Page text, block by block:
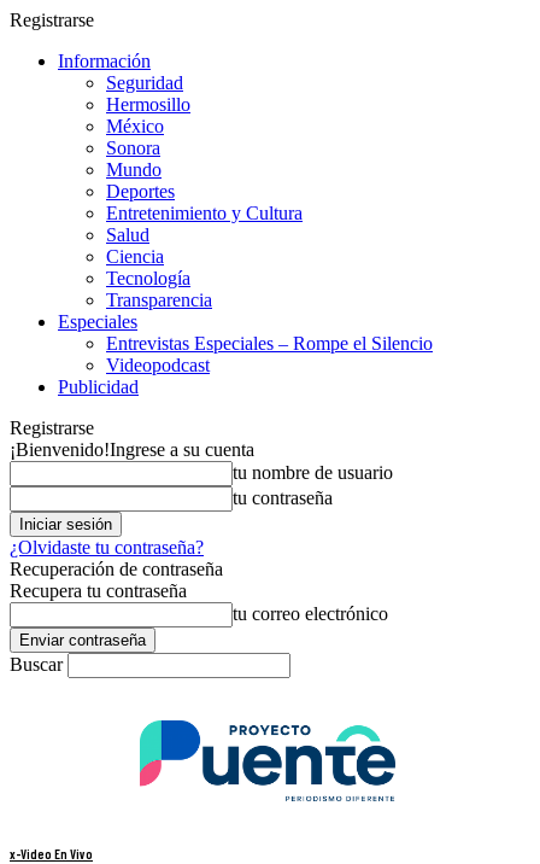
Registrarse
Información
Seguridad
Hermosillo
México
Sonora
Mundo
Deportes
Entretenimiento y Cultura
Salud
Ciencia
Tecnología
Transparencia
Especiales
Entrevistas Especiales – Rompe el Silencio
Videopodcast
Publicidad
Registrarse
¡Bienvenido!Ingrese a su cuenta
tu nombre de usuario
tu contraseña
¿Olvidaste tu contraseña?
Recuperación de contraseña
Recupera tu contraseña
tu correo electrónico
Buscar
x-Video En Vivo